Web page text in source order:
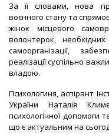
За її словами, нова
воєнного стану та
жінок місцевого
волонтерок,
самоорганізації,
реалізації суспільно
владою.
Психологиня, аспірант
України Наталія
психологічної допомоги
що є актуальним на